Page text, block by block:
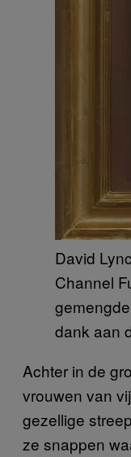
David
Channel
dank aan
Achter in de
vrouwen van
gezellige
ze snappen